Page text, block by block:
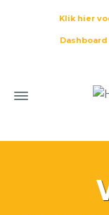
Klik hier
Dashboard